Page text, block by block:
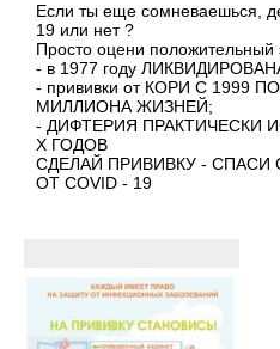
Если ты еще сомневаешься,
19 или нет ?
Просто оцени
- в 1977 году
- прививки от КОРИ С 1999
МИЛЛИОНА ЖИЗНЕЙ;
- ДИФТЕРИЯ ПРАКТИЧЕСКИ
Х ГОДОВ
СДЕЛАЙ ПРИВИВКУ - СПАСИ
ОТ COVID - 19